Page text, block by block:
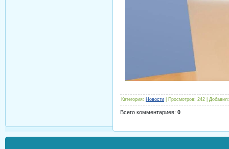
Категория: Новости Просмотров: 242 Добавил:
Всего комментариев: 0